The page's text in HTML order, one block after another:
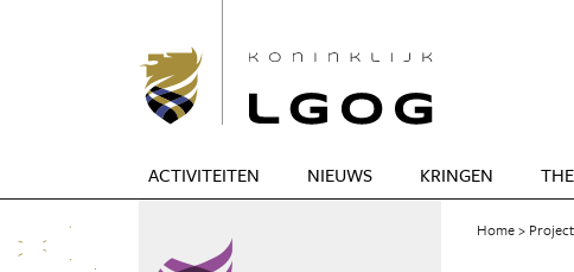
ACTIVITEITEN NIEUWS KRINGEN
Home